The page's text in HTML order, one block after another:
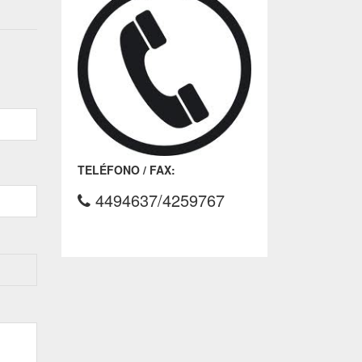
TELÉFONO / FAX:
4494637/4259767